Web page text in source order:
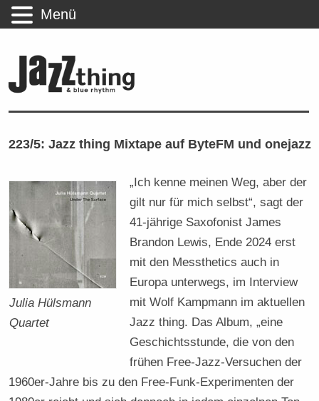
223/5: Jazz thing Mixtape auf ByteFM und onejazz
Julia Hülsmann
Quartet
„Ich kenne meinen Weg, aber der
gilt nur für mich selbst“, sagt der
41-jährige Saxofonist James
Brandon Lewis, Ende 2024 erst
mit den Messthetics auch in
Europa unterwegs, im Interview
mit Wolf Kampmann im aktuellen
Jazz thing. Das Album, „eine
Geschichtsstunde, die von den
frühen Free-Jazz-Versuchen der
1960er-Jahre bis zu den Free-Funk-Experimenten der
Menü